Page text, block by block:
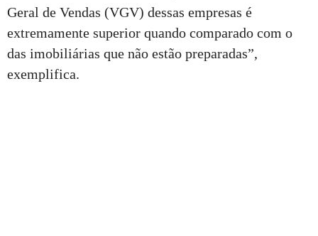
Geral de Vendas (VGV) dessas empresas é
extremamente superior quando comparado com o
das imobiliárias que não estão preparadas”,
exemplifica.